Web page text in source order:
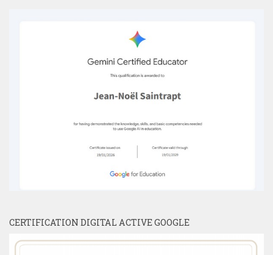
CERTIFICATION DIGITAL ACTIVE GOOGLE